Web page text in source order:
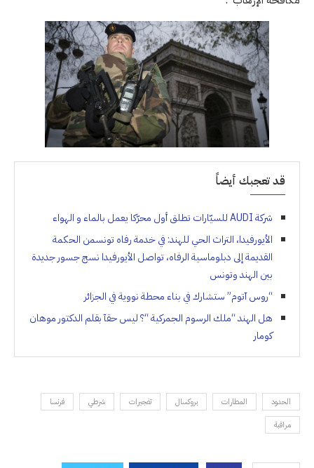
قد تعجبك أيضاً
شركة AUDI للسيّارات تطلق أول محرّكا يعمل بالماء و الهواء
الأيورفيدا، التراث الحي للهند: في خدمة رفاه تونسمن الحكمة
القديمة إلى دبلوماسية الرفاه، تواصل الأيورفيدا نسج جسور جديدة
بين الهند وتونس
“روس آتوم” ستشارك في بناء محطة نووية في الجزائر
هل الهند “ملك الرسوم الجمركية “؟ ليس حقآ بقلم الدكتور موهان
كومار
الحدود المطارات بروكسال تفجيرات شرطي
فرنسا
مراقبة